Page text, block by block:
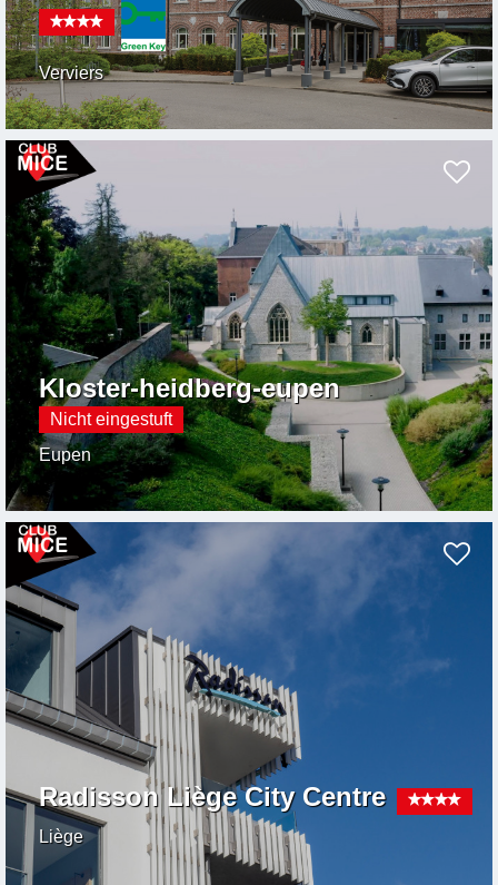
Verviers
Kloster-heidberg-eupen
Nicht eingestuft
Eupen
Radisson Liège City Centre
Liège